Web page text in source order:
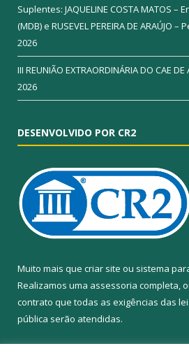
Suplentes: JAQUELINE COSTA MATOS –
(MDB) e RUSEVEL PEREIRA DE ARAÚJO –
2026
III REUNIÃO EXTRAORDINÁRIA DO CAE
2026
DESENVOLVIDO POR CR2
Muito mais que criar site ou sistema
Realizamos uma assessoria completa,
contrato que todas as exigências das
pública serão atendidas.